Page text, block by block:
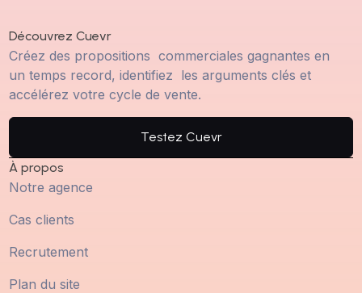
Découvrez Cuevr
Créez des propositions commerciales gagnantes en
un temps record, identifiez les arguments clés et
accélérez votre cycle de vente.
Testez Cuevr
À propos
Notre agence
Cas clients
Recrutement
Plan du site